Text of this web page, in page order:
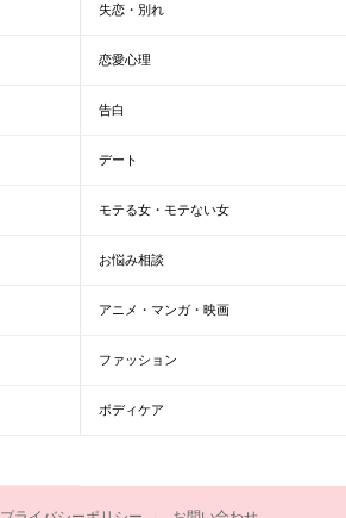
失恋・別れ
恋愛心理
告白
デート
モテる女・モテない女
お悩み相談
アニメ・マンガ・映画
ファッション
ボディケア